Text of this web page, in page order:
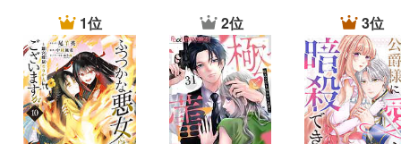
1位 2位 3位